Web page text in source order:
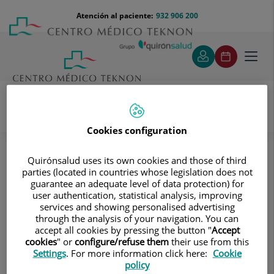
contenido
Menú
teléfono
cabecera
932 906 200
Atención al paciente:
Pruebas diagnósticas
Diagnóstico por la imagen
Tomografía Computarizada (TAC)
Abdomen y pelvis
TC Riñones
TC Riñones
Prueba diagnóstica que
consiste en obtener
Cookies configuration
Quirónsalud uses its own cookies and those of third
parties (located in countries whose legislation does not
guarantee an adequate level of data protection) for
user authentication, statistical analysis, improving
services and showing personalised advertising
through the analysis of your navigation. You can
accept all cookies by pressing the button "Accept
cookies" or configure/refuse them their use from this
Settings. For more information click here: Cookie
policy